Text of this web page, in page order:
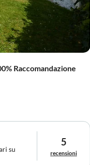
Raccomandazione
su
5
recensioni